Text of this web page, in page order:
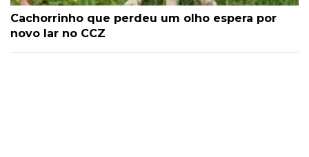
Cachorrinho que perdeu um olho espera por
novo lar no CCZ